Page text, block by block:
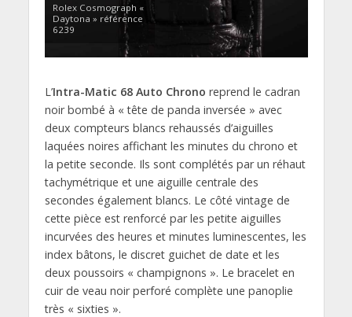
Rolex Cosmograph «
Daytona » référence
6239
L’Intra-Matic 68 Auto Chrono reprend le cadran
noir bombé à « tête de panda inversée » avec
deux compteurs blancs rehaussés d’aiguilles
laquées noires affichant les minutes du chrono et
la petite seconde. Ils sont complétés par un réhaut
tachymétrique et une aiguille centrale des
secondes également blancs. Le côté vintage de
cette pièce est renforcé par les petite aiguilles
incurvées des heures et minutes luminescentes, les
index bâtons, le discret guichet de date et les
deux poussoirs « champignons ». Le bracelet en
cuir de veau noir perforé complète une panoplie
très « sixties ».